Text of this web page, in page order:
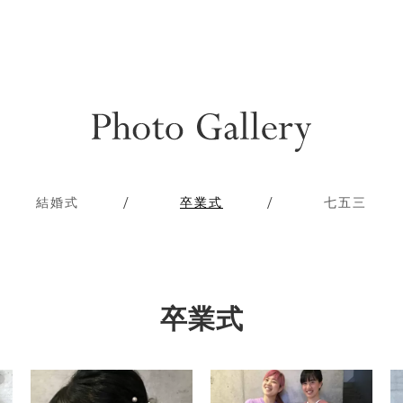
結婚式 卒業式 七五三
卒業式